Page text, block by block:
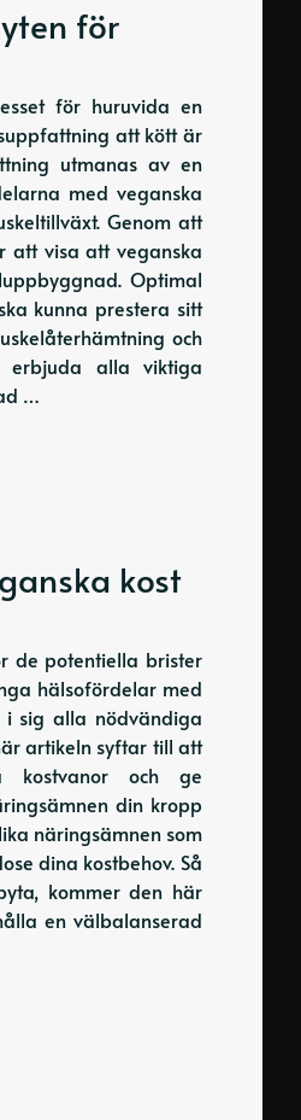
för
för huruvida en
att kött är
utmanas av en
med veganska
Genom att
att visa att veganska
Optimal
kunna prestera sitt
och
erbjuda alla viktiga
…
kost
de potentiella brister
hälsofördelar med
sig alla nödvändiga
artikeln syftar till att
kostvanor och ge
din kropp
näringsämnen som
dina kostbehov. Så
kommer den här
en välbalanserad